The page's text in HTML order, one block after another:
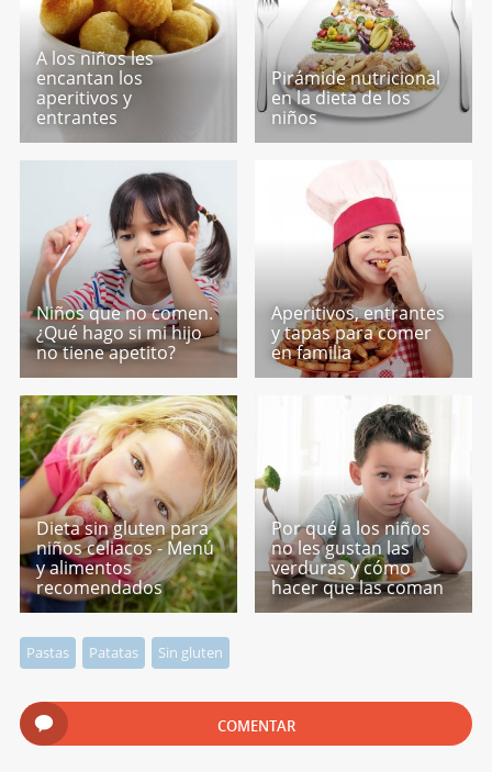
A los niños les
encantan los
aperitivos y
entrantes
Pirámide nutricional
en la dieta de los
niños
Niños que no comen.
¿Qué hago si mi hijo
no tiene apetito?
Aperitivos, entrantes
y tapas para comer
en familia
Dieta sin gluten para
niños celiacos - Menú
y alimentos
recomendados
Por qué a los niños
no les gustan las
verduras y cómo
hacer que las coman
Pastas Patatas Sin gluten
COMENTAR